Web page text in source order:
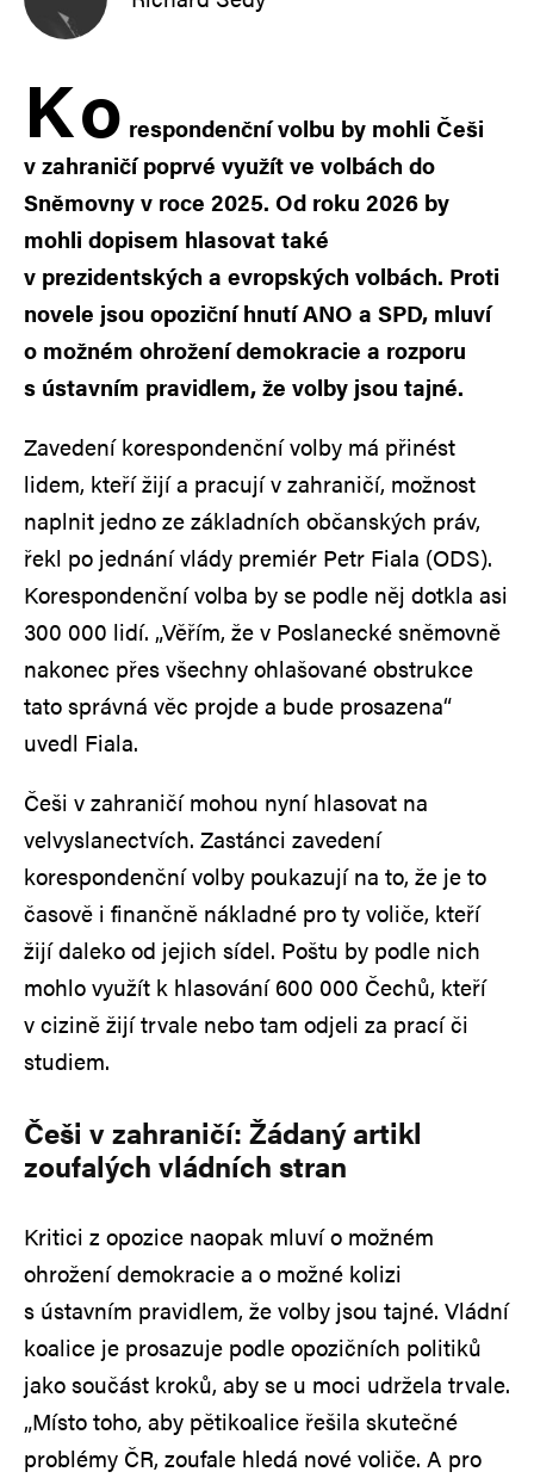
Ko respondenční volbu by mohli Češi
v zahraničí poprvé využít ve volbách do
Sněmovny v roce 2025. Od roku 2026 by
mohli dopisem hlasovat také
v prezidentských a evropských volbách. Proti
novele jsou opoziční hnutí ANO a SPD, mluví
o možném ohrožení demokracie a rozporu
s ústavním pravidlem, že volby jsou tajné.
Zavedení korespondenční volby má přinést
lidem, kteří žijí a pracují v zahraničí, možnost
naplnit jedno ze základních občanských práv,
řekl po jednání vlády premiér Petr Fiala (ODS).
Korespondenční volba by se podle něj dotkla asi
300 000 lidí. „Věřím, že v Poslanecké sněmovně
nakonec přes všechny ohlašované obstrukce
tato správná věc projde a bude prosazena“
uvedl Fiala.
Češi v zahraničí mohou nyní hlasovat na
velvyslanectvích. Zastánci zavedení
korespondenční volby poukazují na to, že je to
časově i finančně nákladné pro ty voliče, kteří
žijí daleko od jejich sídel. Poštu by podle nich
mohlo využít k hlasování 600 000 Čechů, kteří
v cizině žijí trvale nebo tam odjeli za prací či
studiem.
Češi v zahraničí: Žádaný artikl
zoufalých vládních stran
Kritici z opozice naopak mluví o možném
ohrožení demokracie a o možné kolizi
s ústavním pravidlem, že volby jsou tajné. Vládní
koalice je prosazuje podle opozičních politiků
jako součást kroků, aby se u moci udržela trvale.
„Místo toho, aby pětikoalice řešila skutečné
problémy ČR, zoufale hledá nové voliče. A pro